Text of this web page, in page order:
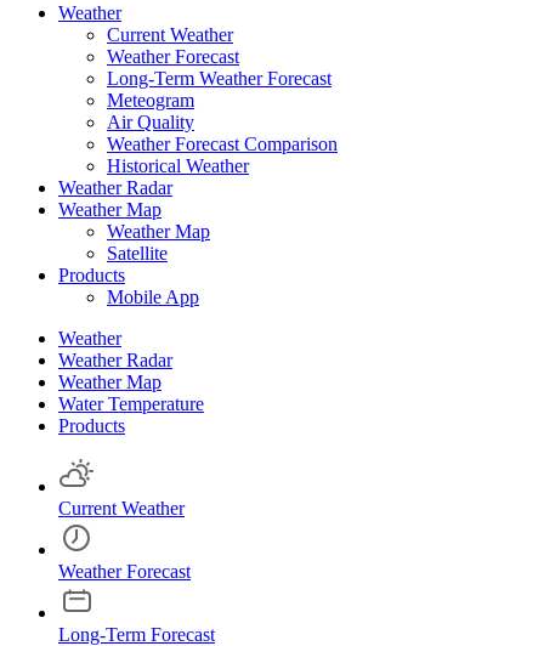
Weather
Current Weather
Weather Forecast
Long-Term Weather Forecast
Meteogram
Air Quality
Weather Forecast Comparison
Historical Weather
Weather Radar
Weather Map
Weather Map
Satellite
Products
Mobile App
Weather
Weather Radar
Weather Map
Water Temperature
Products
Current Weather
Weather Forecast
Long-Term Forecast